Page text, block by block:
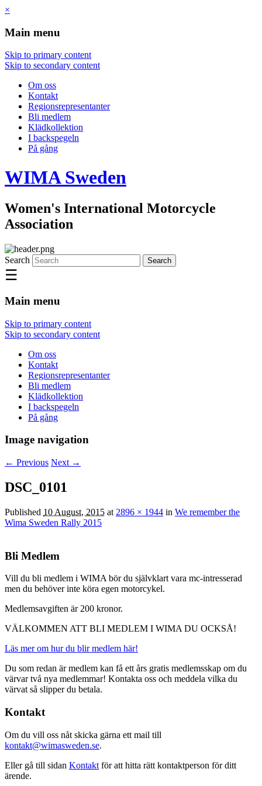
×
Main menu
Skip to primary content
Skip to secondary content
Om oss
Kontakt
Regionsrepresentanter
Bli medlem
Klädkollektion
I backspegeln
På gång
WIMA Sweden
Women's International Motorcycle
Association
Search
☰
Main menu
Skip to primary content
Skip to secondary content
Om oss
Kontakt
Regionsrepresentanter
Bli medlem
Klädkollektion
I backspegeln
På gång
Image navigation
← Previous Next →
DSC_0101
Published 10 August, 2015 at 2896 × 1944 in We remember the
Wima Sweden Rally 2015
Bli Medlem
Vill du bli medlem i WIMA bör du självklart vara mc-intresserad
men du behöver inte köra egen motorcykel.
Medlemsavgiften är 200 kronor.
VÄLKOMMEN ATT BLI MEDLEM I WIMA DU OCKSÅ!
Läs mer om hur du blir medlem här!
Du som redan är medlem kan få ett års gratis medlemsskap om du
värvar två nya medlemmar! Kontakta oss och meddela vilka du
värvat så slipper du betala.
Kontakt
Om du vill oss nåt skicka gärna ett mail till
kontakt@wimasweden.se.
Eller gå till sidan Kontakt för att hitta rätt kontaktperson för ditt
ärende.